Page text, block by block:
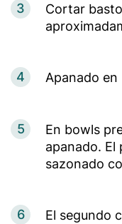
3
Cortar
4 Apanado en
5
En bowls
apanado.
sazonado
6
El segundo